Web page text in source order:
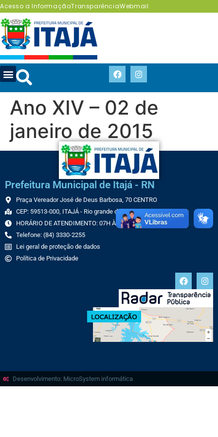
Acesso a InformaçãoTransparênciaWebmail
Ano XIV – 02 de
janeiro de 2015
Prefeitura Municipal de Itajá - RN
Praça Vereador José de Deus Barbosa, 70 CENTRO
CEP: 59513-000, ITAJÁ - Rio grande do Norte
HORÁRIO DE ATENDIMENTO: 07H ÀS 13H
Telefone: (84) 3330-2255
Lei geral de proteção de dados
Política de Privacidade
Desenvolvimento: MicroSystem informática